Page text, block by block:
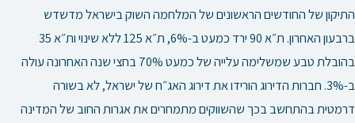
התיקון של החודשים הראשונים של המלחמה השוק בישראל מדשדש
ברבעון האחרון. ת״א 90 ירד כמעט ב-6%, ת״א 125 ללא שינוי ות״א 35
בהובלת טבע שמשלימה עלייה של כמעט 70% בחצי שנה האחרונה עולה
ב-3%. חברות הדירוג הורידו את דירוג האג״ח של ישראל, לא בשורה
דרמטית בהתחשב בכך שהשווקים מתמחרים את אגרות החוב של המדינה